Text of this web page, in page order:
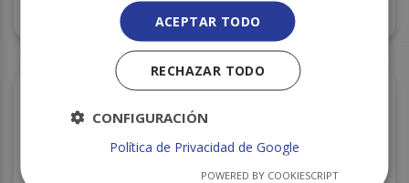
ACEPTAR TODO
RECHAZAR TODO
CONFIGURACIÓN
Política de Privacidad de Google
POWERED BY COOKIESCRIPT